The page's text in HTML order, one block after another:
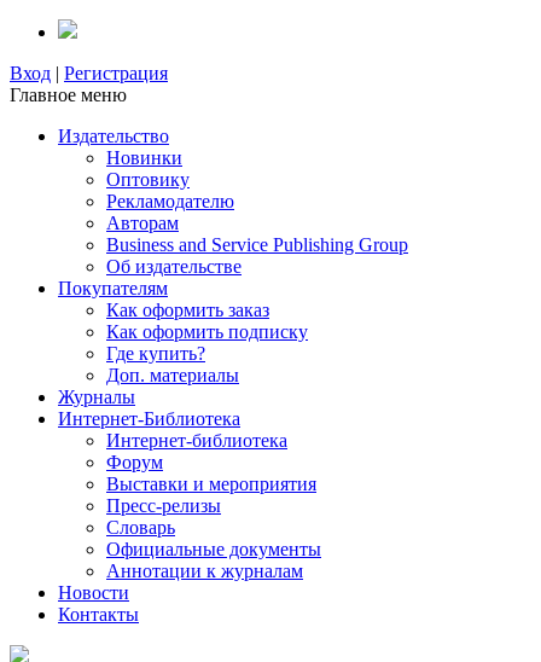
Вход | Регистрация
Главное меню
Издательство
Новинки
Оптовику
Рекламодателю
Авторам
Business and Service Publishing Group
Об издательстве
Покупателям
Как оформить заказ
Как оформить подписку
Где купить?
Доп. материалы
Журналы
Интернет-Библиотека
Интернет-библиотека
Форум
Выставки и мероприятия
Пресс-релизы
Словарь
Официальные документы
Аннотации к журналам
Новости
Контакты